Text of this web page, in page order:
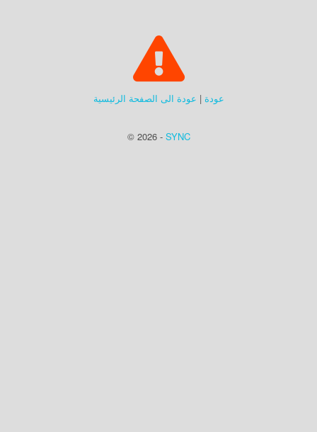
عودة | عودة الى الصفحة الرئيسية
© 2026 - SYNC